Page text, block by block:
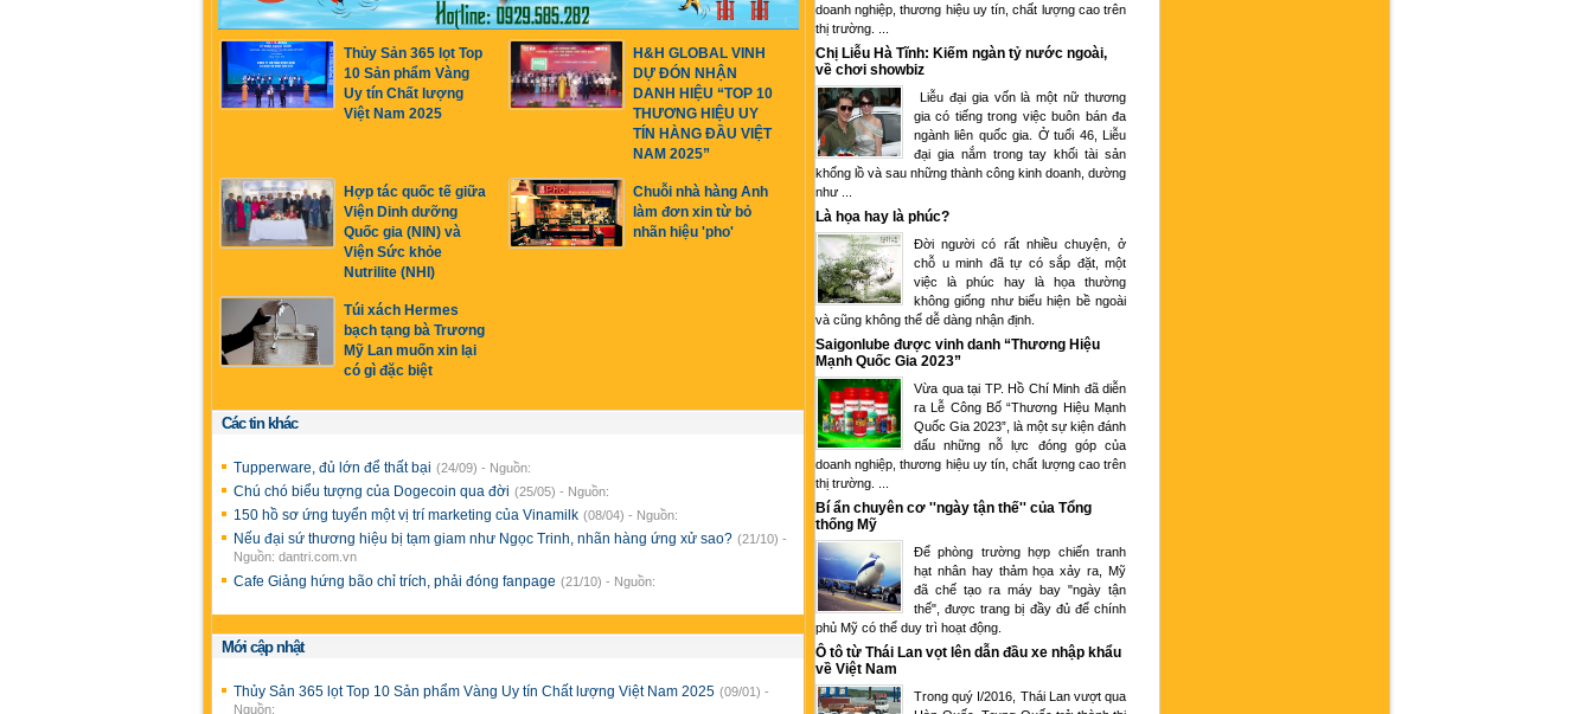
Thủy Sản 365 lọt Top
10 Sản phẩm Vàng
Uy tín Chất lượng
Việt Nam 2025
H&H GLOBAL VINH
DỰ ĐÓN NHẬN
DANH HIỆU “TOP 10
THƯƠNG HIỆU UY
TÍN HÀNG ĐẦU VIỆT
NAM 2025”
Hợp tác quốc tế giữa
Viện Dinh dưỡng
Quốc gia (NIN) và
Viện Sức khỏe
Nutrilite (NHI)
Chuỗi nhà hàng Anh
làm đơn xin từ bỏ
nhãn hiệu 'pho'
Túi xách Hermes
bạch tạng bà Trương
Mỹ Lan muốn xin lại
có gì đặc biệt
Các tin khác
Tupperware, đủ lớn để thất bại (24/09) - Nguồn:
Chú chó biểu tượng của Dogecoin qua đời (25/05) - Nguồn:
150 hồ sơ ứng tuyển một vị trí marketing của Vinamilk (08/04) - Nguồn:
Nếu đại sứ thương hiệu bị tạm giam như Ngọc Trinh, nhãn hàng ứng xử sao? (21/10) -
Nguồn: dantri.com.vn
Cafe Giảng hứng bão chỉ trích, phải đóng fanpage (21/10) - Nguồn:
Mới cập nhật
Thủy Sản 365 lọt Top 10 Sản phẩm Vàng Uy tín Chất lượng Việt Nam 2025 (09/01) -
doanh nghiệp, thương hiệu uy tín, chất lượng cao trên
thị trường. ...
Chị Liễu Hà Tĩnh: Kiếm ngàn tỷ nước ngoài,
về chơi showbiz
Liễu đại gia vốn là một nữ thương
gia có tiếng trong việc buôn bán đa
ngành liên quốc gia. Ở tuổi 46, Liễu
đại gia nắm trong tay khối tài sản
khổng lồ và sau những thành công kinh doanh, dường
như ...
Là họa hay là phúc?
Đời người có rất nhiều chuyện, ở
chỗ u minh đã tự có sắp đặt, một
việc là phúc hay là họa thường
không giống như biểu hiện bề ngoài
và cũng không thể dễ dàng nhận định.
Saigonlube được vinh danh “Thương Hiệu
Mạnh Quốc Gia 2023”
Vừa qua tại TP. Hồ Chí Minh đã diễn
ra Lễ Công Bố “Thương Hiệu Mạnh
Quốc Gia 2023”, là một sự kiện đánh
dấu những nỗ lực đóng góp của
doanh nghiệp, thương hiệu uy tín, chất lượng cao trên
thị trường. ...
Bí ẩn chuyên cơ ''ngày tận thế'' của Tổng
thống Mỹ
Để phòng trường hợp chiến tranh
hạt nhân hay thảm họa xảy ra, Mỹ
đã chế tạo ra máy bay "ngày tận
thế", được trang bị đầy đủ để chính
phủ Mỹ có thể duy trì hoạt động.
Ô tô từ Thái Lan vọt lên dẫn đầu xe nhập khẩu
về Việt Nam
Trong quý I/2016, Thái Lan vượt qua